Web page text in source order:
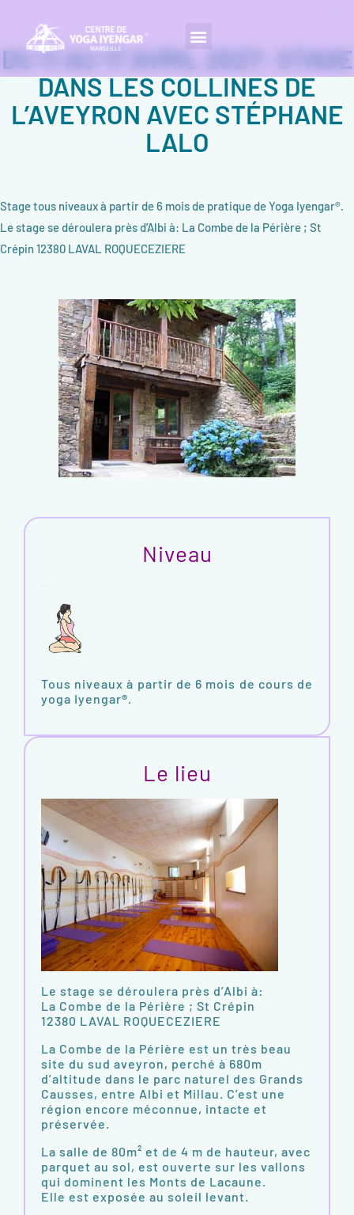
DU 11 AU 17 AVRIL 2027: STAGE
DANS LES COLLINES DE
L’AVEYRON AVEC STÉPHANE
LALO
Stage tous niveaux à partir de 6 mois de pratique de Yoga Iyengar®.
Le stage se déroulera près d’Albi à: La Combe de la Périère ; St
Crépin 12380 LAVAL ROQUECEZIERE
Niveau
Tous niveaux à partir de 6 mois de cours de
yoga Iyengar®
Le lieu
Le stage se déroulera près d’Albi à:
La Combe de la Périère ; St Crépin
12380 LAVAL ROQUECEZIERE
La Combe de la Périère est un très beau
site du sud aveyron, perché à 680m
d’altitude dans le parc naturel des Grands
Causses, entre Albi et Millau. C’est une
région encore méconnue, intacte et
préservée.
La salle de 80m² et de 4 m de hauteur, avec
parquet au sol, est ouverte sur les vallons
qui dominent les Monts de Lacaune.
Elle est exposée au soleil levant.